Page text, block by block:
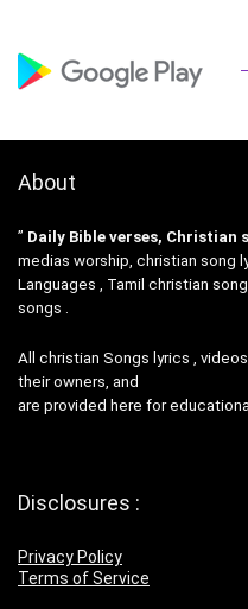
About
” Daily Bible verses, Christian
medias worship, christian song
Languages , Tamil christian
songs .
All christian Songs lyrics ,
their owners, and
are provided here for
Disclosures :
Privacy Policy
Terms of Service